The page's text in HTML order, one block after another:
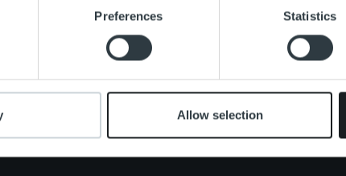
content and ads, to provide social media features
use of our site with our social media, advertising and
provided to them or that they’ve collected from your
Preferences Statistics
Allow selection